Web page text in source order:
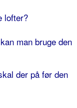
lofter?
man bruge den
der på før den